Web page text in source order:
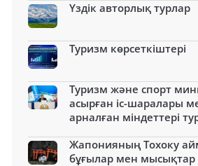
Үздік авторлық турлар
Туризм көрсеткіштері
Туризм және спорт
асырған іс-шаралары
арналған міндеттері
Жапонияның Тохоку
бұғылар мен мысықтар